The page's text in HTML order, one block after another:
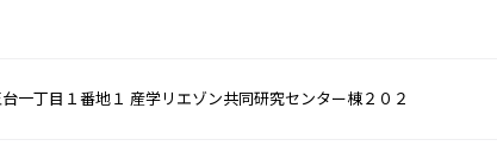
一丁目１番地１ 産学リエゾン共同研究センター棟２０２